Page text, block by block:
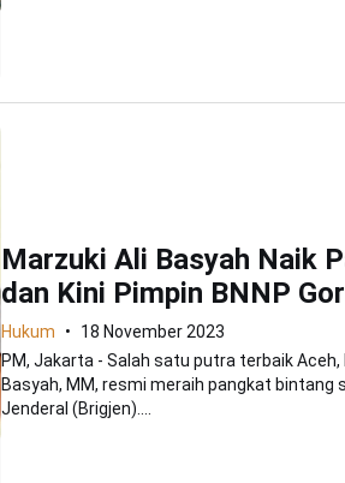
Marzuki Ali Basyah Naik
dan Kini Pimpin BNNP
Hukum
18 November 2023
PM, Jakarta - Salah satu putra terbaik Aceh,
Basyah, MM, resmi meraih pangkat bintang
Jenderal (Brigjen)....